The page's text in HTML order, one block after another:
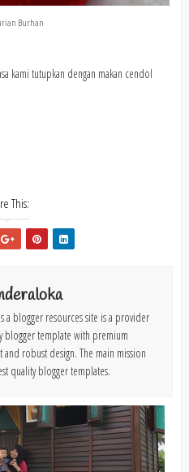
Burhan
kami tutupkan dengan makan cendol
This:
a blogger resources site is a provider
blogger template with premium
and robust design. The main mission
quality blogger templates.